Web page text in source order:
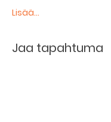
Lisää...
Jaa tapahtuma